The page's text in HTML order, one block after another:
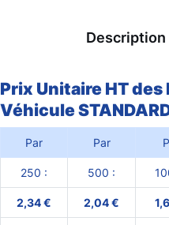
d
e
c
h
Description
Prix Unitaire HT
Véhicule
Par Par
250 : 500 :
2,34 € 2,04 €